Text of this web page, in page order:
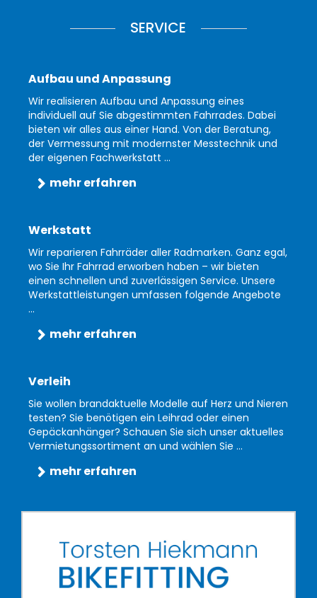
SERVICE
Aufbau und Anpassung
Wir realisieren Aufbau und Anpassung eines
individuell auf Sie abgestimmten Fahrrades. Dabei
bieten wir alles aus einer Hand. Von der Beratung,
der Vermessung mit modernster Messtechnik und
der eigenen Fachwerkstatt ...
mehr erfahren
Werkstatt
Wir reparieren Fahrräder aller Radmarken. Ganz egal,
wo Sie Ihr Fahrrad erworben haben – wir bieten
einen schnellen und zuverlässigen Service. Unsere
Werkstattleistungen umfassen folgende Angebote
...
mehr erfahren
Verleih
Sie wollen brandaktuelle Modelle auf Herz und Nieren
testen? Sie benötigen ein Leihrad oder einen
Gepäckanhänger? Schauen Sie sich unser aktuelles
Vermietungssortiment an und wählen Sie ...
mehr erfahren